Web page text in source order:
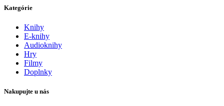
Kategórie
Knihy
E-knihy
Audioknihy
Hry
Filmy
Doplnky
Nakupujte u nás